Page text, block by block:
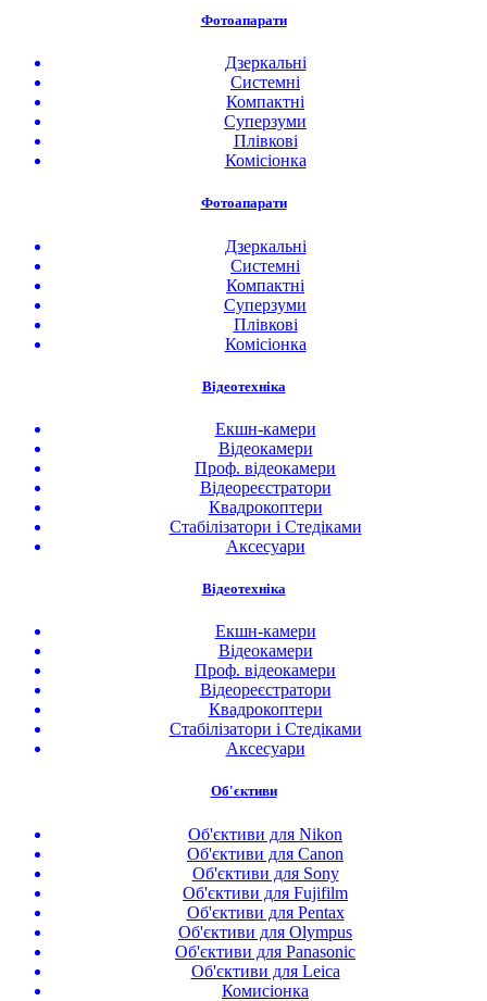
Фотоапарати
Дзеркальні
Системні
Компактні
Суперзуми
Плівкові
Комісіонка
Фотоапарати
Дзеркальні
Системні
Компактні
Суперзуми
Плівкові
Комісіонка
Відеотехніка
Екшн-камери
Відеокамери
Проф. відеокамери
Відеореєстратори
Квадрокоптери
Стабілізатори і Стедіками
Аксесуари
Відеотехніка
Екшн-камери
Відеокамери
Проф. відеокамери
Відеореєстратори
Квадрокоптери
Стабілізатори і Стедіками
Аксесуари
Об'єктиви
Об'єктиви для Nikon
Об'єктиви для Canon
Об'єктиви для Sony
Об'єктиви для Fujifilm
Об'єктиви для Pentax
Об'єктиви для Olympus
Об'єктиви для Panasonic
Об'єктиви для Leica
Комисіонка